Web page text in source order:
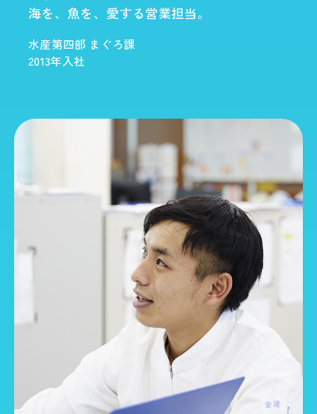
海を、魚を、愛する営業担当。
水産第四部 まぐろ課
2013年入社